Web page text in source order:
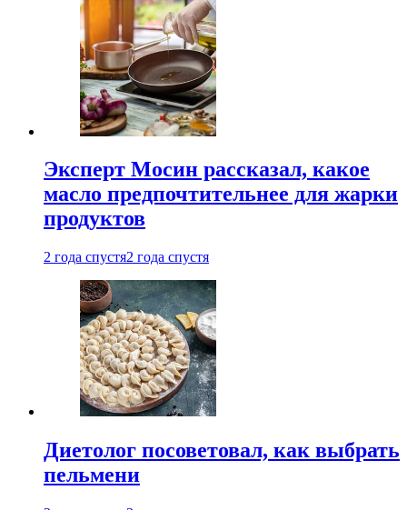
Эксперт Мосин рассказал, какое
масло предпочтительнее для жарки
продуктов
2 года спустя2 года спустя
Диетолог посоветовал, как выбрать
пельмени